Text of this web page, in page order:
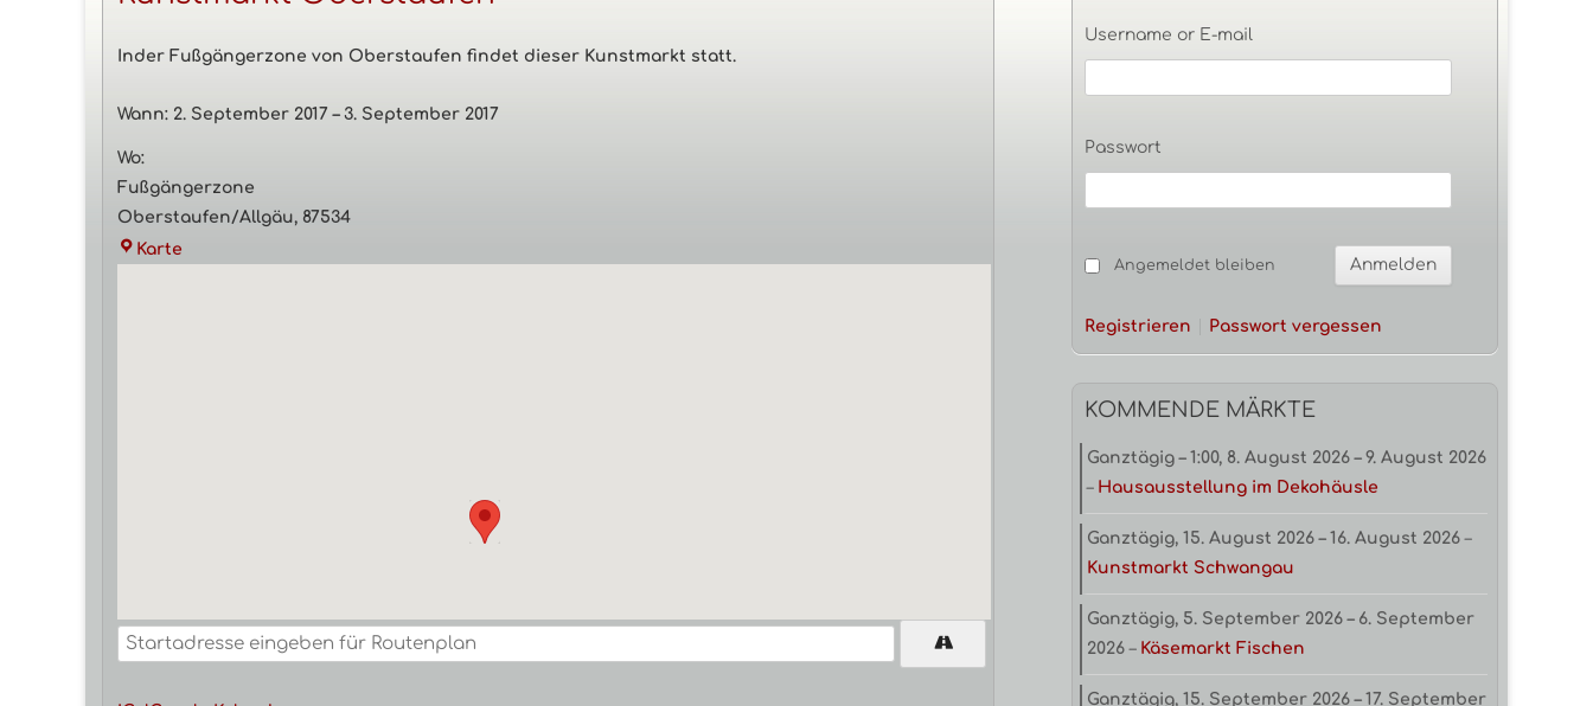
Inder Fußgängerzone von Oberstaufen findet dieser Kunstmarkt statt.
Wann: 2. September 2017 – 3. September 2017
Wo:
Fußgängerzone
Oberstaufen/Allgäu, 87534
Karte
Seitenleiste
Username or E-mail
Passwort
Angemeldet bleiben
Registrieren Passwort vergessen
KOMMENDE MÄRKTE
Ganztägig – 1:00, 8. August 2026 – 9. August 2026
– Hausausstellung im Dekohäusle
Ganztägig,15. August 2026 – 16. August 2026 –
Kunstmarkt Schwangau
Ganztägig, 5. September 2026 – 6. September
2026 – Käsemarkt Fischen
Ganztägig,15. September 2026 – 17. September